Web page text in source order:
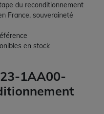
du reconditionnement
France, souveraineté
en stock
1AA00-